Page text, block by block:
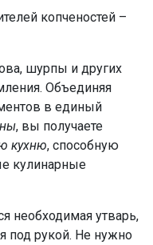
копченостей –
шурпы и других
Объединяя
в единый
, вы получаете
кухню, способную
кулинарные
необходимая утварь,
под рукой. Не нужно